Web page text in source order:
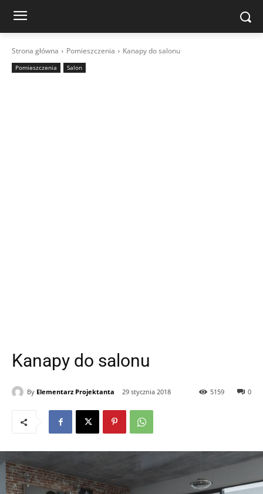
Strona główna Pomieszczenia Kanapy do salonu
Pomieszczenia Salon
Kanapy do salonu
By Elementarz Projektanta 29 stycznia 2018 0
5159